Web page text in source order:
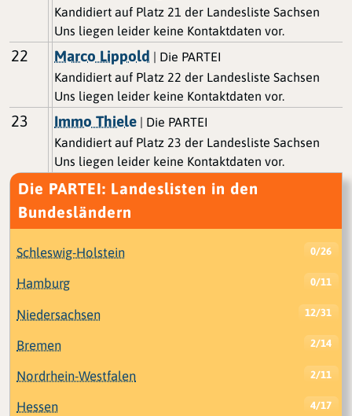
Kandidiert auf Platz 21 der Landesliste Sachsen
Uns liegen leider keine Kontaktdaten vor.
22 Marco Lippold | Die PARTEI
Kandidiert auf Platz 22 der Landesliste Sachsen
Uns liegen leider keine Kontaktdaten vor.
23 Immo Thiele | Die PARTEI
Kandidiert auf Platz 23 der Landesliste Sachsen
Uns liegen leider keine Kontaktdaten vor.
Die PARTEI: Landeslisten in den
Bundesländern
Schleswig-Holstein 0/26
Hamburg 0/11
Niedersachsen 12/31
Bremen 2/14
Nordrhein-Westfalen 2/11
Hessen 4/17